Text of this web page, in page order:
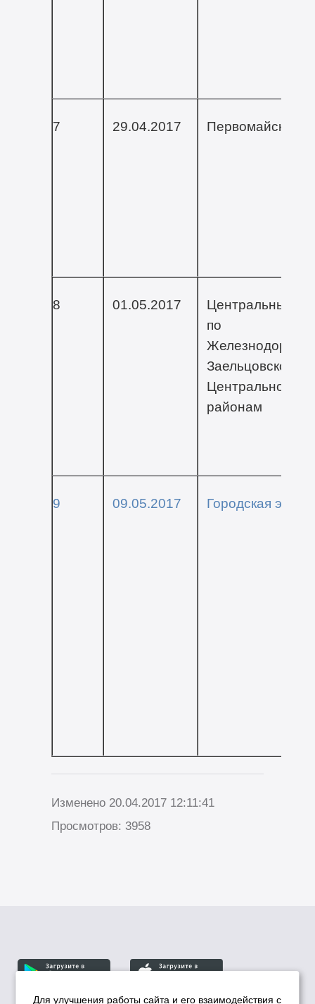
7 29.04.2017 Первомайский
8 01.05.2017
Центральный
по
Заельцовскому,
Центральному
районам
9 09.05.2017 Городская
Изменено 20.04.2017 12:11:41
Просмотров: 3958
Для улучшения работы сайта и его взаимодействия с